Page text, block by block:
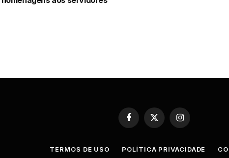
Facebook
X
(Twitter)
Instagram
TERMOS DE USO POLÍTICA PRIVACIDADE